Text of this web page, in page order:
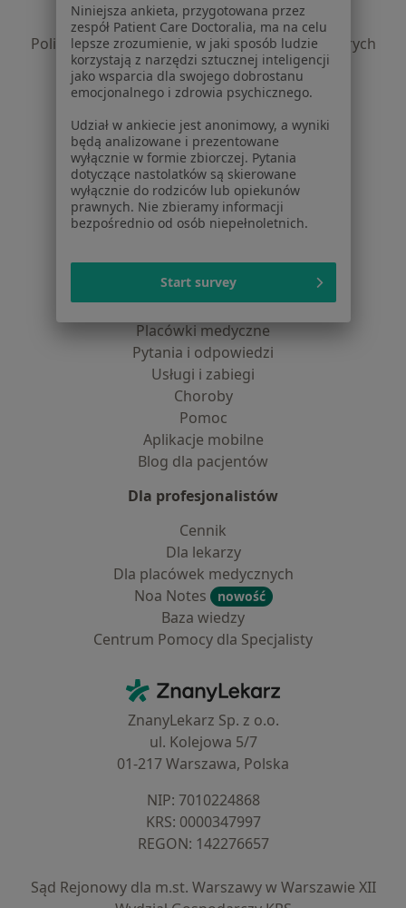
Polityka prywatności profesjonalistów
Polityka prywatności dla profesjonalistów, których
dane pozyskaliśmy samodzielnie
Polityka cookies
Dostępność
O nas
Praca Rekrutujemy!
Partnerzy
Centrum prasowe
Dla pacjentów
Lekarze
Placówki medyczne
Pytania i odpowiedzi
Usługi i zabiegi
Choroby
Pomoc
Aplikacje mobilne
Blog dla pacjentów
Dla profesjonalistów
Cennik
Dla lekarzy
Dla placówek medycznych
Noa Notes
nowość
Baza wiedzy
Centrum Pomocy dla Specjalisty
ZnanyLekarz - Strona główna
ZnanyLekarz Sp. z o.o.
ul. Kolejowa 5/7
01-217 Warszawa, Polska
NIP: ⁠7010224868
KRS: ⁠0000347997
REGON: ⁠142276657
Sąd Rejonowy dla m.st. Warszawy w Warszawie XII
Niniejsza ankieta, przygotowana przez
zespół Patient Care Doctoralia, ma na celu
lepsze zrozumienie, w jaki sposób ludzie
korzystają z narzędzi sztucznej inteligencji
jako wsparcia dla swojego dobrostanu
emocjonalnego i zdrowia psychicznego.
Udział w ankiecie jest anonimowy, a wyniki
będą analizowane i prezentowane
wyłącznie w formie zbiorczej. Pytania
dotyczące nastolatków są skierowane
wyłącznie do rodziców lub opiekunów
prawnych. Nie zbieramy informacji
bezpośrednio od osób niepełnoletnich.
Start survey